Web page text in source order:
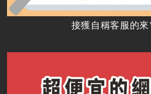
接獲自稱客服的